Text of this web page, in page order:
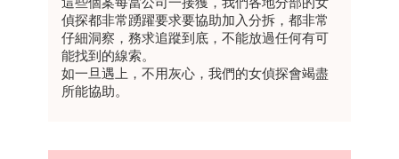
偵探都非常踴躍要求要協助加入分拆，都非常
仔細洞察，務求追蹤到底，不能放過任何有可
能找到的線索。
如一旦遇上，不用灰心，我們的女偵探會竭盡
所能協助。